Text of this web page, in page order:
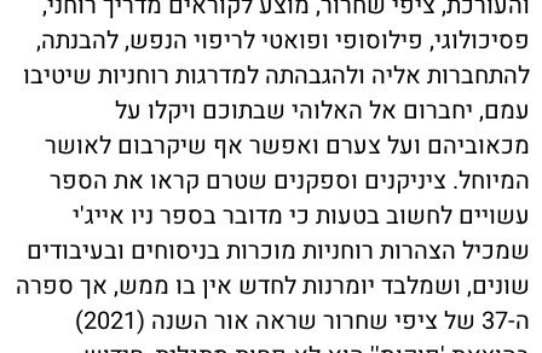
פסיכולוגי, פילוסופי ופואטי לריפוי הנפש, להבנתה,
להתחברות אליה ולהגבהתה למדרגות רוחניות שיטיבו
עמם, יחברום אל האלוהי שבתוכם ויקלו על
מכאוביהם ועל צערם ואפשר אף שיקרבום לאושר
המיוחל. ציניקנים וספקנים שטרם קראו את הספר
עשויים לחשוב בטעות כי מדובר בספר ניו אייג'י
שמכיל הצהרות רוחניות מוכרות בניסוחים ובעיבודים
שונים, ושמלבד יומרנות לחדש אין בו ממש, אך ספרה
ה-37 של ציפי שחרור שראה אור השנה (2021)